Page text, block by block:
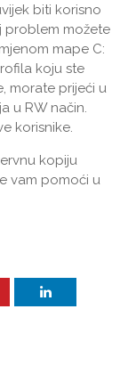
biti korisno
problem možete
mape C:
koju ste
morate prijeći u
u RW način.
korisnike.
kopiju
vam pomoći u